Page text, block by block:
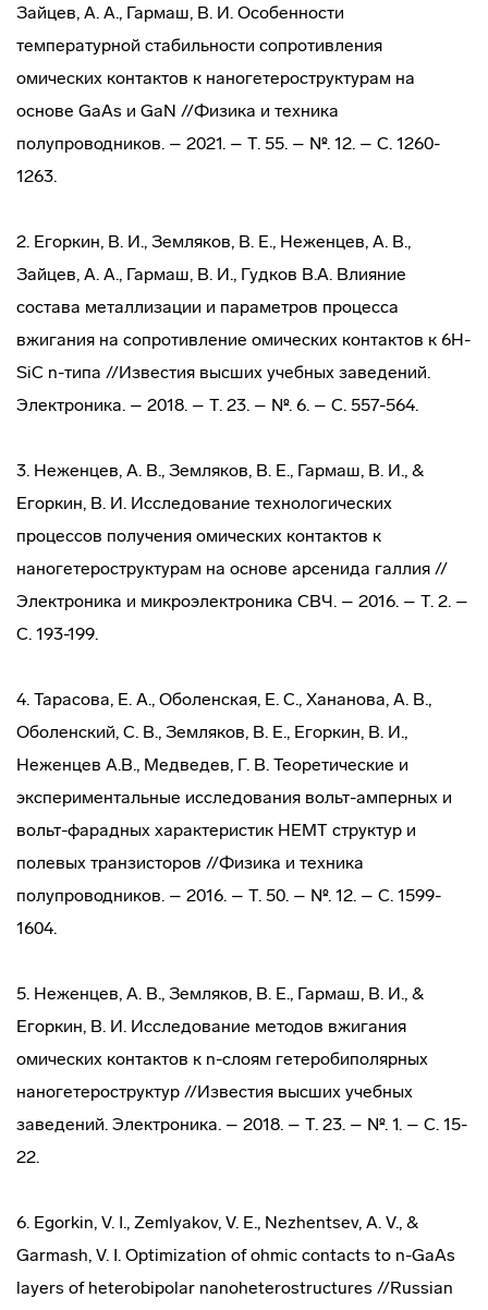
Зайцев, А. А., Гармаш, В. И. Особенности
температурной стабильности сопротивления
омических контактов к наногетероструктурам на
основе GaAs и GaN //Физика и техника
полупроводников. – 2021. – Т. 55. – №. 12. – С. 1260-
1263.
2. Егоркин, В. И., Земляков, В. Е., Неженцев, А. В.,
Зайцев, А. А., Гармаш, В. И., Гудков В.А. Влияние
состава металлизации и параметров процесса
вжигания на сопротивление омических контактов к 6H-
SiC n-типа //Известия высших учебных заведений.
Электроника. – 2018. – Т. 23. – №. 6. – С. 557-564.
3. Неженцев, А. В., Земляков, В. Е., Гармаш, В. И., &
Егоркин, В. И. Исследование технологических
процессов получения омических контактов к
наногетероструктурам на основе арсенида галлия //
Электроника и микроэлектроника СВЧ. – 2016. – Т. 2. –
С. 193-199.
4. Тарасова, Е. А., Оболенская, Е. С., Хананова, А. В.,
Оболенский, С. В., Земляков, В. Е., Егоркин, В. И.,
Неженцев А.В., Медведев, Г. В. Теоретические и
экспериментальные исследования вольт-амперных и
вольт-фарадных характеристик HEMT структур и
полевых транзисторов //Физика и техника
полупроводников. – 2016. – Т. 50. – №. 12. – С. 1599-
1604.
5. Неженцев, А. В., Земляков, В. Е., Гармаш, В. И., &
Егоркин, В. И. Исследование методов вжигания
омических контактов к n-слоям гетеробиполярных
наногетероструктур //Известия высших учебных
заведений. Электроника. – 2018. – Т. 23. – №. 1. – С. 15-
22.
6. Egorkin, V. I., Zemlyakov, V. E., Nezhentsev, A. V., &
Garmash, V. I. Optimization of ohmic contacts to n-GaAs
layers of heterobipolar nanoheterostructures //Russian